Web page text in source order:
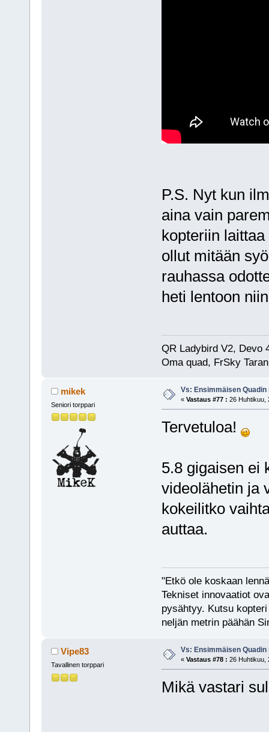
P.S. Nyt kun
aina vain
kopteriin
ollut mitään
rauhassa
heti lentoon
QR Ladybird V2, Devo
Oma quad, FrSky
mikek
Seniori torppari
Vs: Ensimmäisen
« Vastaus #77 : 26 Huhtikuu,
Tervetuloa!
5.8 gigaisen ei
videolähetin ja
kokeilitko
auttaa.
"Etkö ole koskaan
Tekniset innovaatiot
pysähtyy. Kutsu
neljän metrin päähän
Vipe83
Tavallinen torppari
Vs: Ensimmäisen
« Vastaus #78 : 26 Huhtikuu,
Mikä vastari